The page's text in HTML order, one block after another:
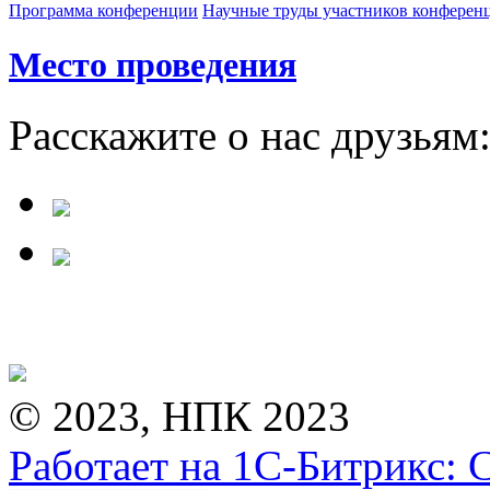
Программа конференции Научные труды участников
Место проведения
Расскажите о нас друзьям:
© 2023, НПК 2023
Работает на 1С-Битрикс: